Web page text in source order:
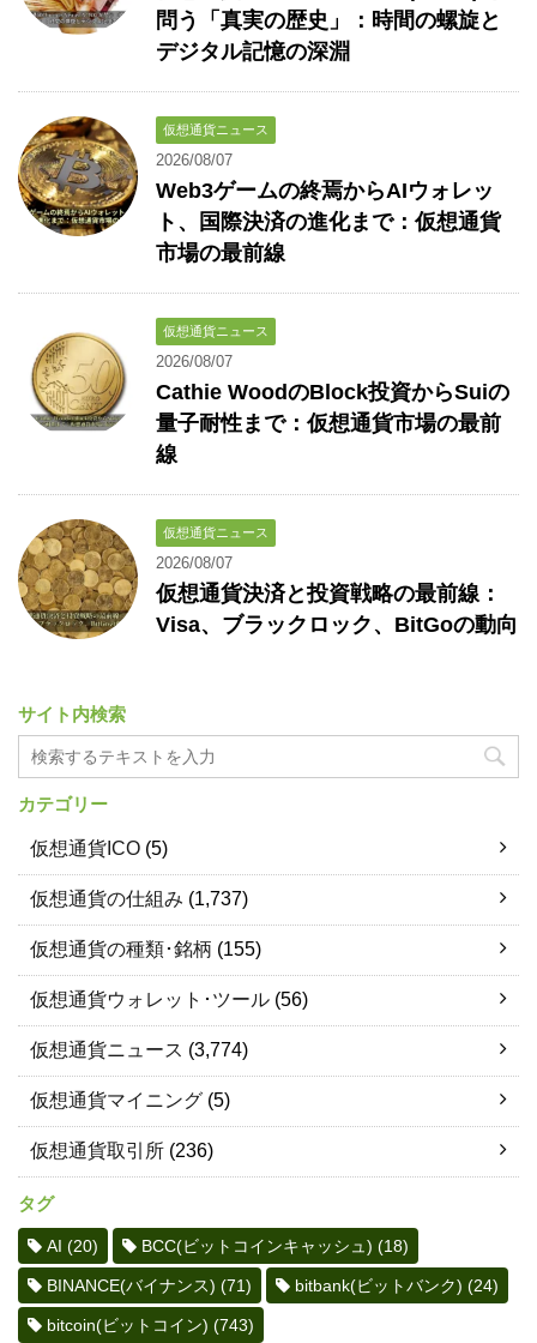
問う「真実の歴史」：時間の螺旋と
デジタル記憶の深淵
仮想通貨ニュース
2026/08/07
Web3ゲームの終焉からAIウォレッ
ト、国際決済の進化まで：仮想通貨
市場の最前線
仮想通貨ニュース
2026/08/07
Cathie WoodのBlock投資からSuiの
量子耐性まで：仮想通貨市場の最前
線
仮想通貨ニュース
2026/08/07
仮想通貨決済と投資戦略の最前線：
Visa、ブラックロック、BitGoの動向
サイト内検索
カテゴリー
仮想通貨ICO (5)
仮想通貨の仕組み (1,737)
仮想通貨の種類･銘柄 (155)
仮想通貨ウォレット･ツール (56)
仮想通貨ニュース (3,774)
仮想通貨マイニング (5)
仮想通貨取引所 (236)
タグ
AI (20) BCC(ビットコインキャッシュ) (18)
BINANCE(バイナンス) (71) bitbank(ビットバンク) (24)
bitcoin(ビットコイン) (743)